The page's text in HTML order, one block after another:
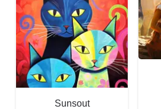
Sunsout